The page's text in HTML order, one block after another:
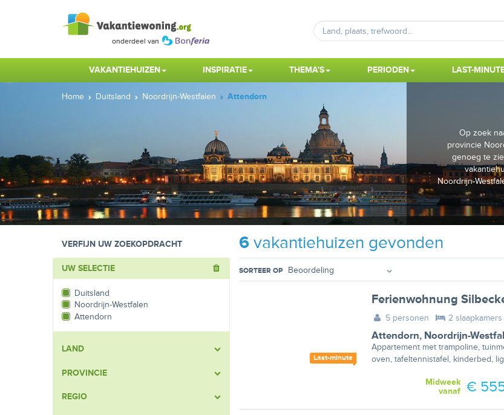
VAKANTIEHUIZEN INSPIRATIE THEMA'S PERIODEN LAST-
Home Duitsland Noordrijn-Westfalen Attendorn
Op zoek
provincie
genoeg te
Noordrijn-
VERFIJN UW ZOEKOPDRACHT 6vakantiehuizen gevonden
UW SELECTIE
Duitsland
Noordrijn-Westfalen
Attendorn
LAND
PROVINCIE
REGIO
SORTEER OP
Last-minute
Ferienwohnung
5 personen 2 slaapkamers
Attendorn, Noordrijn-
Appartement met trampoline,
oven, tafeltennistafel, kinderbed,
Midweek
vanaf
€